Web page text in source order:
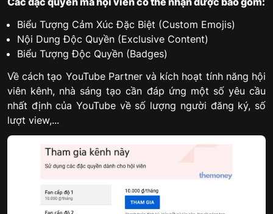
Biểu Tượng Cảm Xúc Đặc Biệt (Custom Emojis)
Nội Dung Độc Quyền (Exclusive Content)
Biểu Tượng Độc Quyền (Badges)
Về cách tạo YouTube Partner và kích hoạt tính năng hội
viên kênh, nhà sáng tạo cần đáp ứng một số yêu cầu
nhất định của YouTube về số lượng người đăng ký, số
lượt view,...